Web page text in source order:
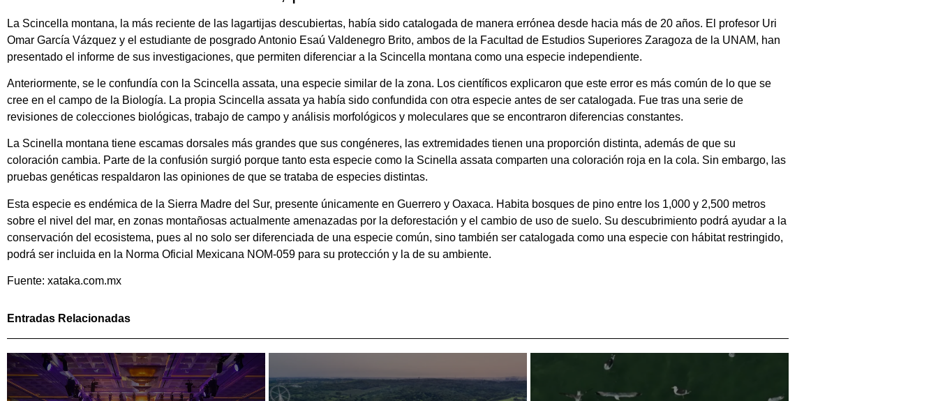
La Scincella montana, la más reciente de las lagartijas descubiertas, había sido catalogada de manera errónea desde hacia más de 20 años. El profesor Uri
Omar García Vázquez y el estudiante de posgrado Antonio Esaú Valdenegro Brito, ambos de la Facultad de Estudios Superiores Zaragoza de la UNAM, han
presentado el informe de sus investigaciones, que permiten diferenciar a la Scincella montana como una especie independiente.
Anteriormente, se le confundía con la Scincella assata, una especie similar de la zona. Los científicos explicaron que este error es más común de lo que se
cree en el campo de la Biología. La propia Scincella assata ya había sido confundida con otra especie antes de ser catalogada. Fue tras una serie de
revisiones de colecciones biológicas, trabajo de campo y análisis morfológicos y moleculares que se encontraron diferencias constantes.
La Scinella montana tiene escamas dorsales más grandes que sus congéneres, las extremidades tienen una proporción distinta, además de que su
coloración cambia. Parte de la confusión surgió porque tanto esta especie como la Scinella assata comparten una coloración roja en la cola. Sin embargo, las
pruebas genéticas respaldaron las opiniones de que se trataba de especies distintas.
Esta especie es endémica de la Sierra Madre del Sur, presente únicamente en Guerrero y Oaxaca. Habita bosques de pino entre los 1,000 y 2,500 metros
sobre el nivel del mar, en zonas montañosas actualmente amenazadas por la deforestación y el cambio de uso de suelo. Su descubrimiento podrá ayudar a la
conservación del ecosistema, pues al no solo ser diferenciada de una especie común, sino también ser catalogada como una especie con hábitat restringido,
podrá ser incluida en la Norma Oficial Mexicana NOM-059 para su protección y la de su ambiente.
Fuente: xataka.com.mx
Entradas Relacionadas